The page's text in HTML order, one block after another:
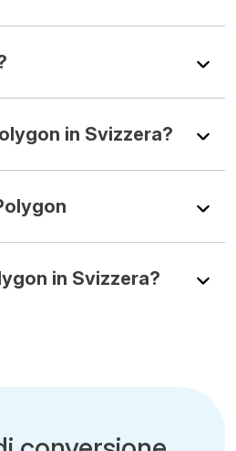
in Svizzera?
in Svizzera?